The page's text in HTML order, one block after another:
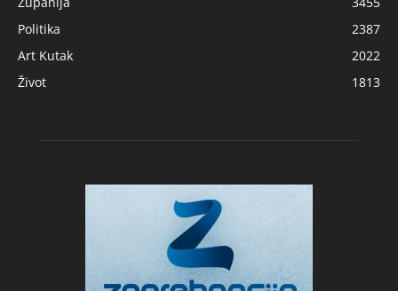
Politika
2387
Art Kutak
2022
Život
1813